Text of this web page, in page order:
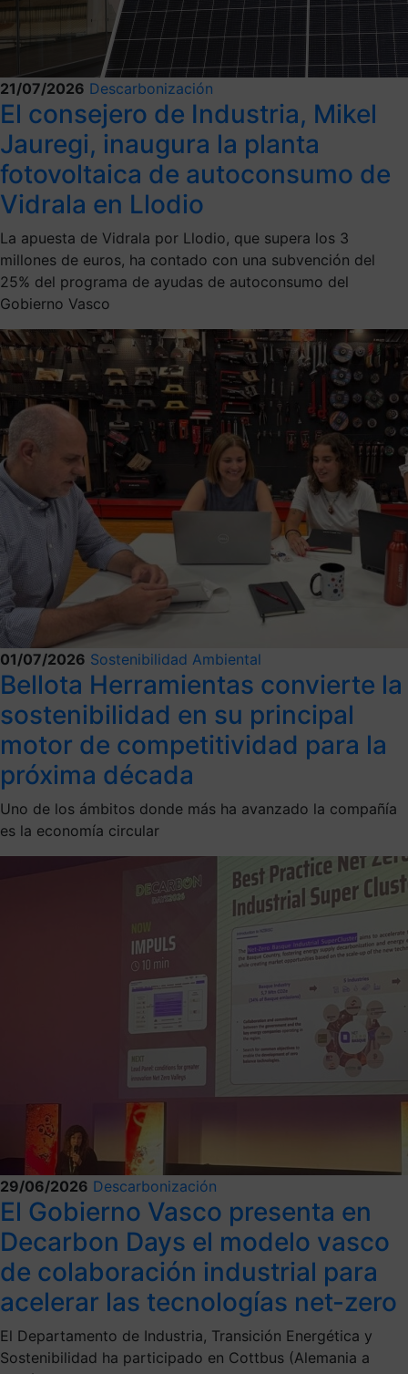
21/07/2026 Descarbonización
El consejero de Industria, Mikel
Jauregi, inaugura la planta
fotovoltaica de autoconsumo de
Vidrala en Llodio
La apuesta de Vidrala por Llodio, que supera los 3
millones de euros, ha contado con una subvención del
25% del programa de ayudas de autoconsumo del
Gobierno Vasco
01/07/2026 Sostenibilidad Ambiental
Bellota Herramientas convierte la
sostenibilidad en su principal
motor de competitividad para la
próxima década
Uno de los ámbitos donde más ha avanzado la compañía
es la economía circular
29/06/2026 Descarbonización
El Gobierno Vasco presenta en
Decarbon Days el modelo vasco
de colaboración industrial para
acelerar las tecnologías net-zero
El Departamento de Industria, Transición Energética y
Sostenibilidad ha participado en Cottbus (Alemania a